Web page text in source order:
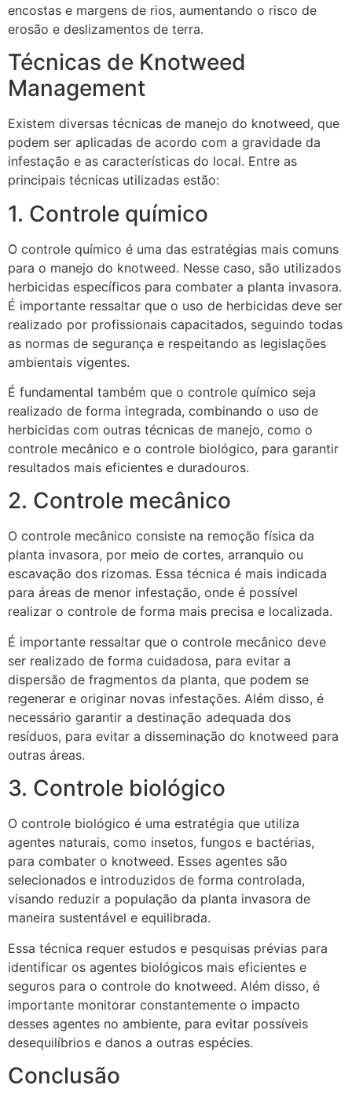
encostas e margens de rios, aumentando o risco de
erosão e deslizamentos de terra.
Técnicas de Knotweed
Management
Existem diversas técnicas de manejo do knotweed, que
podem ser aplicadas de acordo com a gravidade da
infestação e as características do local. Entre as
principais técnicas utilizadas estão:
1. Controle químico
O controle químico é uma das estratégias mais comuns
para o manejo do knotweed. Nesse caso, são utilizados
herbicidas específicos para combater a planta invasora.
É importante ressaltar que o uso de herbicidas deve ser
realizado por profissionais capacitados, seguindo todas
as normas de segurança e respeitando as legislações
ambientais vigentes.
É fundamental também que o controle químico seja
realizado de forma integrada, combinando o uso de
herbicidas com outras técnicas de manejo, como o
controle mecânico e o controle biológico, para garantir
resultados mais eficientes e duradouros.
2. Controle mecânico
O controle mecânico consiste na remoção física da
planta invasora, por meio de cortes, arranquio ou
escavação dos rizomas. Essa técnica é mais indicada
para áreas de menor infestação, onde é possível
realizar o controle de forma mais precisa e localizada.
É importante ressaltar que o controle mecânico deve
ser realizado de forma cuidadosa, para evitar a
dispersão de fragmentos da planta, que podem se
regenerar e originar novas infestações. Além disso, é
necessário garantir a destinação adequada dos
resíduos, para evitar a disseminação do knotweed para
outras áreas.
3. Controle biológico
O controle biológico é uma estratégia que utiliza
agentes naturais, como insetos, fungos e bactérias,
para combater o knotweed. Esses agentes são
selecionados e introduzidos de forma controlada,
visando reduzir a população da planta invasora de
maneira sustentável e equilibrada.
Essa técnica requer estudos e pesquisas prévias para
identificar os agentes biológicos mais eficientes e
seguros para o controle do knotweed. Além disso, é
importante monitorar constantemente o impacto
desses agentes no ambiente, para evitar possíveis
desequilíbrios e danos a outras espécies.
Conclusão